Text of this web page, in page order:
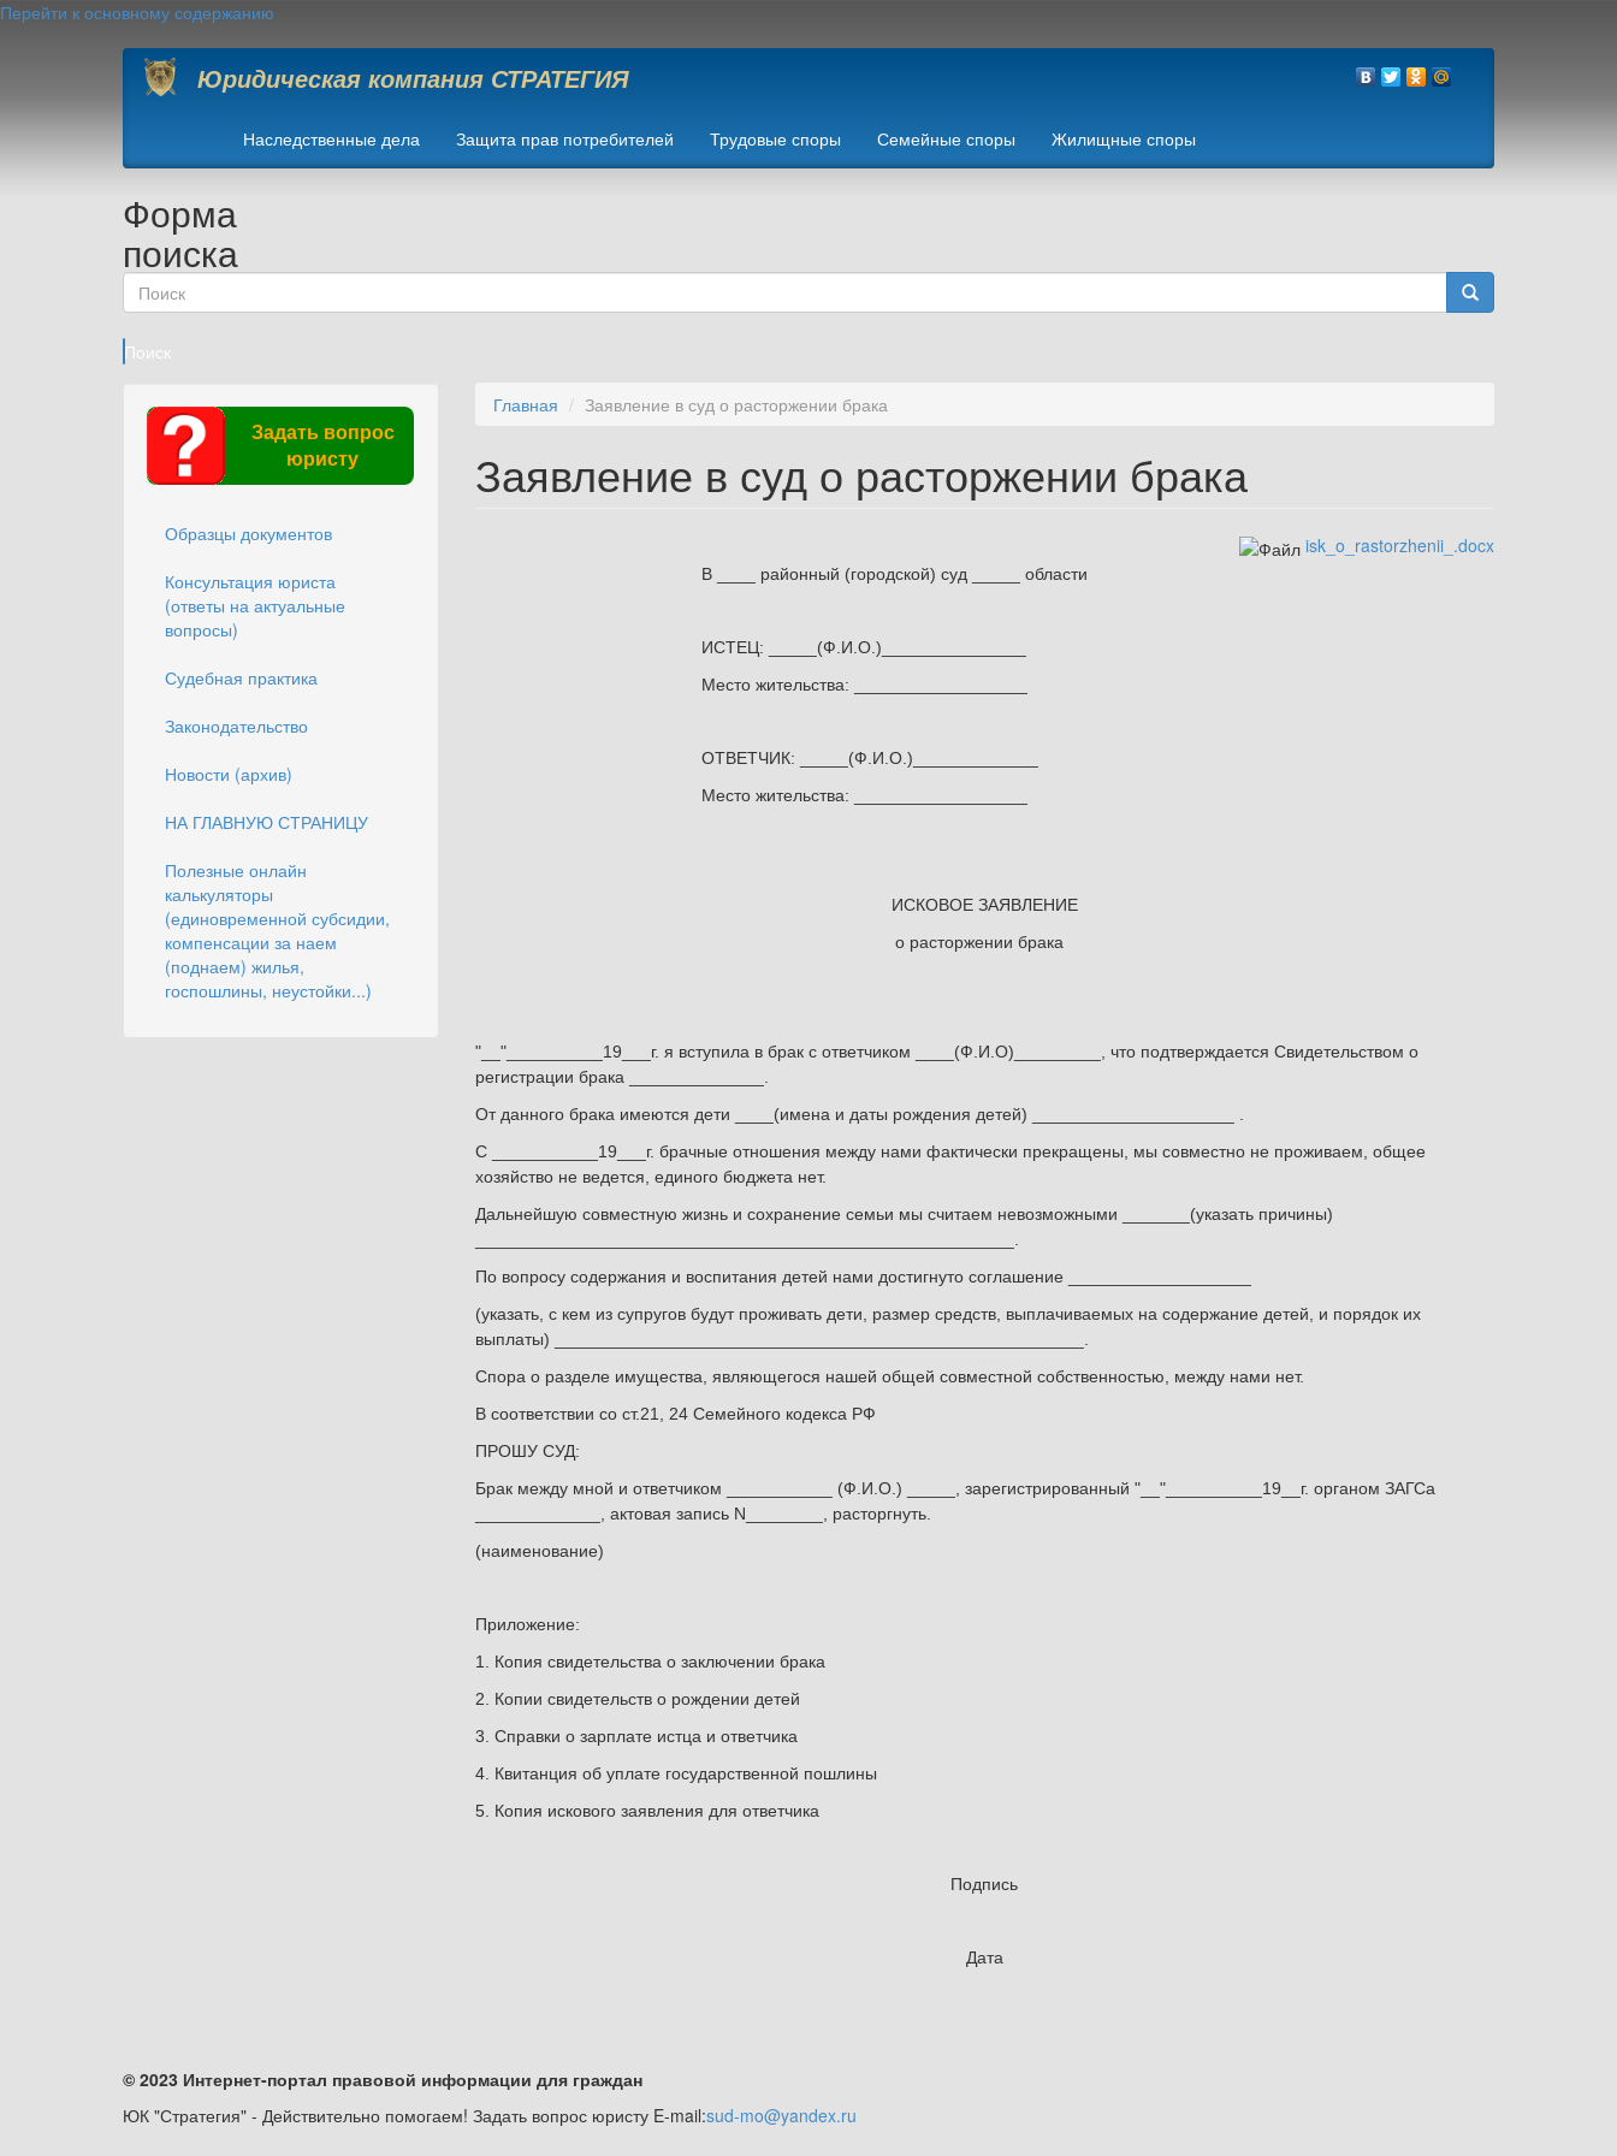
Перейти к основному содержанию
Юридическая компания СТРАТЕГИЯ
Наследственные дела Защита прав потребителей Трудовые споры Семейные споры Жилищные споры
Форма
поиска
Поиск
Задать вопрос
юристу
Образцы документов
Консультация юриста
(ответы на актуальные
вопросы)
Судебная практика
Законодательство
Новости (архив)
НА ГЛАВНУЮ СТРАНИЦУ
Полезные онлайн
калькуляторы
(единовременной субсидии,
компенсации за наем
(поднаем) жилья,
госпошлины, неустойки...)
Главная Заявление в суд о расторжении брака
Заявление в суд о расторжении брака
isk_o_rastorzhenii_.docx
В ____ районный (городской) суд _____ области
ИСТЕЦ: _____(Ф.И.О.)_______________
Место жительства: __________________
ОТВЕТЧИК: _____(Ф.И.О.)_____________
Место жительства: __________________
ИСКОВОЕ ЗАЯВЛЕНИЕ
о расторжении брака
"__"__________19___г. я вступила в брак с ответчиком ____(Ф.И.О)_________, что подтверждается Свидетельством о
регистрации брака ______________.
От данного брака имеются дети ____(имена и даты рождения детей) _____________________ .
С ___________19___г. брачные отношения между нами фактически прекращены, мы совместно не проживаем, общее
хозяйство не ведется, единого бюджета нет.
Дальнейшую совместную жизнь и сохранение семьи мы считаем невозможными _______(указать причины)
По вопросу содержания и воспитания детей нами достигнуто соглашение ___________________
(указать, с кем из супругов будут проживать дети, размер средств, выплачиваемых на содержание детей, и порядок их
выплаты) _______________________________________________________.
Спора о разделе имущества, являющегося нашей общей совместной собственностью, между нами нет.
В соответствии со ст.21, 24 Семейного кодекса РФ
ПРОШУ СУД:
Брак между мной и ответчиком ___________ (Ф.И.О.) _____, зарегистрированный "__"__________19__г. органом ЗАГСа
_____________, актовая запись N________, расторгнуть.
(наименование)
Приложение:
1. Копия свидетельства о заключении брака
2. Копии свидетельств о рождении детей
3. Справки о зарплате истца и ответчика
4. Квитанция об уплате государственной пошлины
5. Копия искового заявления для ответчика
Подпись
Дата
© 2023 Интернет-портал правовой информации для граждан
ЮК "Стратегия" - Действительно помогаем! Задать вопрос юристу E-mail:sud-mo@yandex.ru